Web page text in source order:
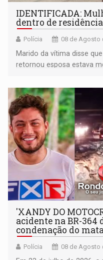
IDENTIFICADA:
dentro de
Polícia 08 de Agosto
Marido da vítima disse
retornou esposa estava
'XANDY DO
acidente na BR-364
condenação do
Polícia 08 de Agosto